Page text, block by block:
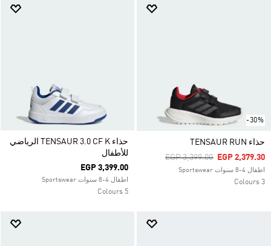
-30%
حذاء TENSAUR RUN
Price Reduced From
EGP 3,399.00ToEGP 2,379.30
اطفال 4-8 سنوات Sportswear
3 Colours
حذاء TENSAUR 3.0 CF K الرياضي
للأطفال
EGP 3,399.00
اطفال 4-8 سنوات Sportswear
5 Colours